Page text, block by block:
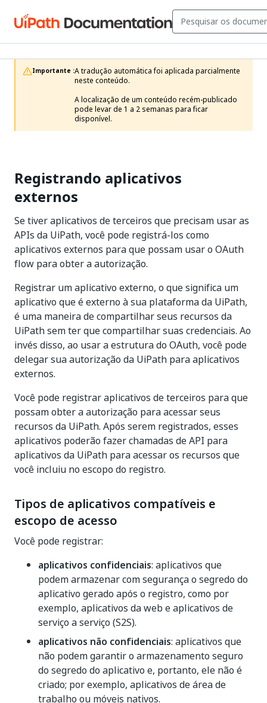
Importante :A tradução automática foi aplicada parcialmente
neste conteúdo.
A localização de um conteúdo recém-publicado
pode levar de 1 a 2 semanas para ficar
disponível.
Registrando aplicativos
externos
Se tiver aplicativos de terceiros que precisam usar as
APIs da UiPath, você pode registrá-los como
aplicativos externos para que possam usar o OAuth
flow para obter a autorização.
Registrar um aplicativo externo, o que significa um
aplicativo que é externo à sua plataforma da UiPath,
é uma maneira de compartilhar seus recursos da
UiPath sem ter que compartilhar suas credenciais. Ao
invés disso, ao usar a estrutura do OAuth, você pode
delegar sua autorização da UiPath para aplicativos
externos.
Você pode registrar aplicativos de terceiros para que
possam obter a autorização para acessar seus
recursos da UiPath. Após serem registrados, esses
aplicativos poderão fazer chamadas de API para
aplicativos da UiPath para acessar os recursos que
você incluiu no escopo do registro.
Tipos de aplicativos compatíveis e
escopo de acesso
Você pode registrar:
aplicativos confidenciais: aplicativos que
podem armazenar com segurança o segredo do
aplicativo gerado após o registro, como por
exemplo, aplicativos da web e aplicativos de
serviço a serviço (S2S).
aplicativos não confidenciais: aplicativos que
não podem garantir o armazenamento seguro
do segredo do aplicativo e, portanto, ele não é
criado; por exemplo, aplicativos de área de
trabalho ou móveis nativos.